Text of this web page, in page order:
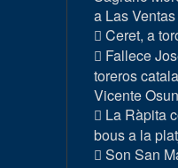
a Las Ventas
Ceret, a
Fallece
toreros
Vicente
La Ràpita
bous a la
Son San